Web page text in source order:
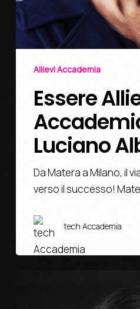
Allievi Accademia
Essere
Luciano
Da Matera a Milano, il
verso il successo!
tech Accademia